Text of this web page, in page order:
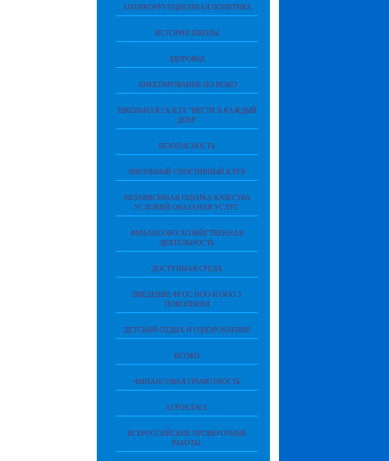
АНТИКОРРУПЦИОННАЯ ПОЛИТИКА
ИСТОРИЯ ШКОЛЫ
ЗДОРОВЬЕ
АНКЕТИРОВАНИЕ ПО НОКО
ШКОЛЬНАЯ ГАЗЕТА "ВЕСТИ В КАЖДЫЙ
ДОМ"
БЕЗОПАСНОСТЬ
ШКОЛЬНЫЙ СПОРТИВНЫЙ КЛУБ
НЕЗАВИСИМАЯ ОЦЕНКА КАЧЕСТВА
УСЛОВИЙ ОКАЗАНИЯ УСЛУГ.
ФИНАНСОВО-ХОЗЯЙСТВЕННАЯ
ДЕЯТЕЛЬНОСТЬ
ДОСТУПНАЯ СРЕДА
ВВЕДЕНИЕ ФГОС НОО И ООО 3
ПОКОЛЕНИЯ
ДЕТСКИЙ ОТДЫХ И ОЗДОРОВЛЕНИЕ
ВСОКО
ФИНАНСОВАЯ ГРАМОТНОСТЬ
АГРОКЛАСС
ВСЕРОССИЙСКИЕ ПРОВЕРОЧНЫЕ
РАБОТЫ.